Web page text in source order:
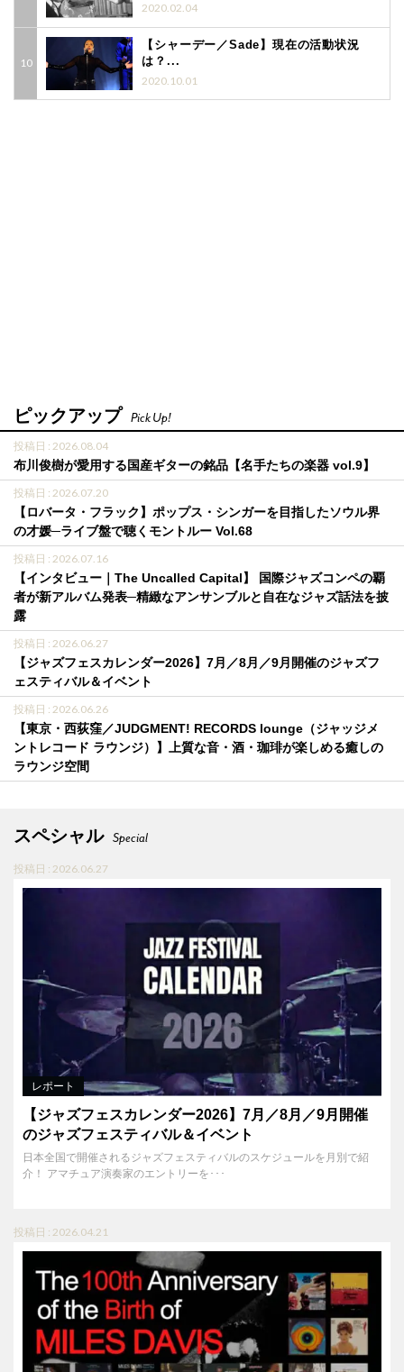
2020.02.04
【シャーデー／Sade】現在の活動状況
は？...
2020.10.01
ピックアップ Pick Up!
投稿日 : 2026.08.04
布川俊樹が愛用する国産ギターの銘品【名手たちの楽器 vol.9】
投稿日 : 2026.07.20
【ロバータ・フラック】ポップス・シンガーを目指したソウル界
の才媛─ライブ盤で聴くモントルー Vol.68
投稿日 : 2026.07.16
【インタビュー｜The Uncalled Capital】 国際ジャズコンペの覇
者が新アルバム発表─精緻なアンサンブルと自在なジャズ話法を披
露
投稿日 : 2026.06.27
【ジャズフェスカレンダー2026】7月／8月／9月開催のジャズフ
ェスティバル＆イベント
投稿日 : 2026.06.26
【東京・西荻窪／JUDGMENT! RECORDS lounge（ジャッジメ
ントレコード ラウンジ）】上質な音・酒・珈琲が楽しめる癒しの
ラウンジ空間
スペシャル Special
投稿日 : 2026.06.27
レポート
【ジャズフェスカレンダー2026】7月／8月／9月開催
のジャズフェスティバル＆イベント
日本全国で開催されるジャズフェスティバルのスケジュールを月別で紹
介！ アマチュア演奏家のエントリーを･･･
投稿日 : 2026.04.21